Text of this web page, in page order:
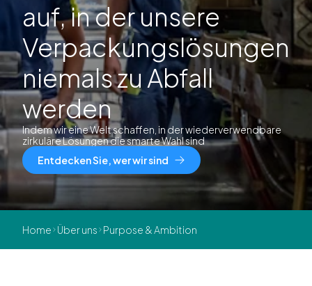
auf, in der unsere
Verpackungslösungen
niemals zu Abfall
werden
Indem wir eine Welt schaffen, in der wiederverwendbare
zirkuläre Lösungen die smarte Wahl sind
Entdecken Sie, wer wir sind
Home Über uns Purpose & Ambition